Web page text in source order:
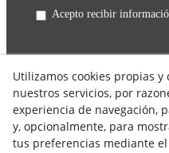
Acepto recibir
Utilizamos cookies propias
nuestros servicios, por
experiencia de navegación,
y, opcionalmente, para
tus preferencias mediante